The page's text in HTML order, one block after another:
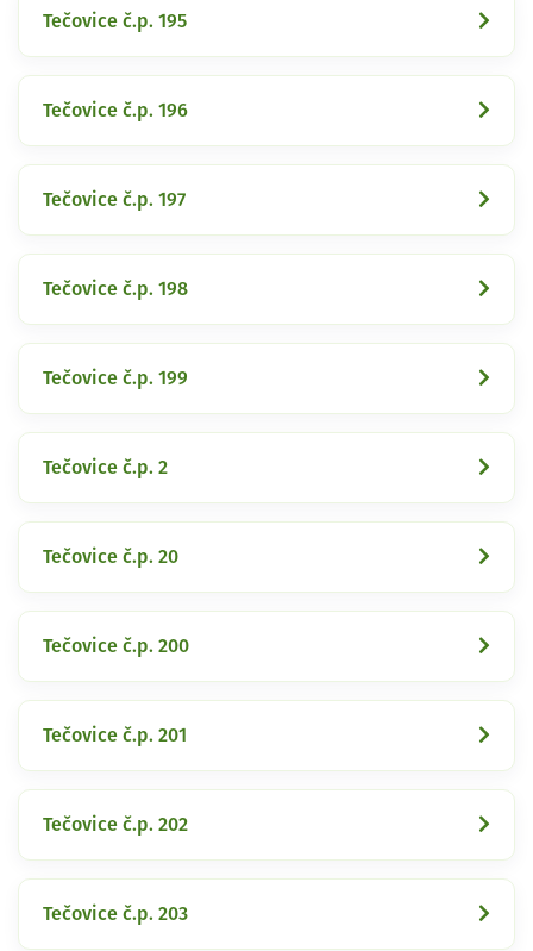
Tečovice č.p. 195
Tečovice č.p. 196
Tečovice č.p. 197
Tečovice č.p. 198
Tečovice č.p. 199
Tečovice č.p. 2
Tečovice č.p. 20
Tečovice č.p. 200
Tečovice č.p. 201
Tečovice č.p. 202
Tečovice č.p. 203